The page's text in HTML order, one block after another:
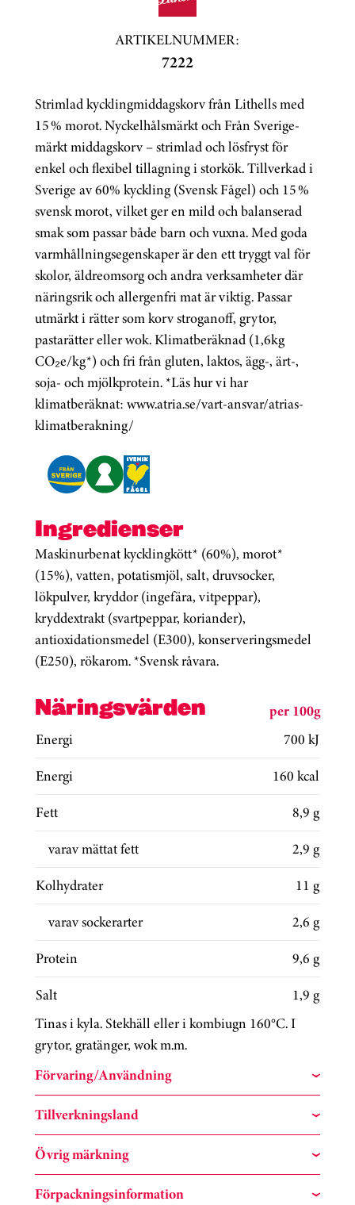
ARTIKELNUMMER:
7222
Strimlad kycklingmiddagskorv från Lithells med
15 % morot. Nyckelhålsmärkt och Från Sverige-
märkt middagskorv – strimlad och lösfryst för
enkel och flexibel tillagning i storkök. Tillverkad i
Sverige av 60% kyckling (Svensk Fågel) och 15 %
svensk morot, vilket ger en mild och balanserad
smak som passar både barn och vuxna. Med goda
varmhållningsegenskaper är den ett tryggt val för
skolor, äldreomsorg och andra verksamheter där
näringsrik och allergenfri mat är viktig. Passar
utmärkt i rätter som korv stroganoff, grytor,
pastarätter eller wok. Klimatberäknad (1,6kg
CO₂e/kg*) och fri från gluten, laktos, ägg-, ärt-,
soja- och mjölkprotein. *Läs hur vi har
klimatberäknat: www.atria.se/vart-ansvar/atrias-
klimatberakning/
Ingredienser
Maskinurbenat kycklingkött* (60%), morot*
(15%), vatten, potatismjöl, salt, druvsocker,
lökpulver, kryddor (ingefära, vitpeppar),
kryddextrakt (svartpeppar, koriander),
antioxidationsmedel (E300), konserveringsmedel
(E250), rökarom. *Svensk råvara.
Näringsvärden
per 100g
Energi
700 kJ
Energi
160 kcal
Fett
8,9 g
varav mättat fett
2,9 g
Kolhydrater
11 g
varav sockerarter
2,6 g
Protein
9,6 g
Salt
1,9 g
Tinas i kyla. Stekhäll eller i kombiugn 160°C. I
grytor, gratänger, wok m.m.
Förvaring/Användning
Tillverkningsland
Övrig märkning
Förpackningsinformation